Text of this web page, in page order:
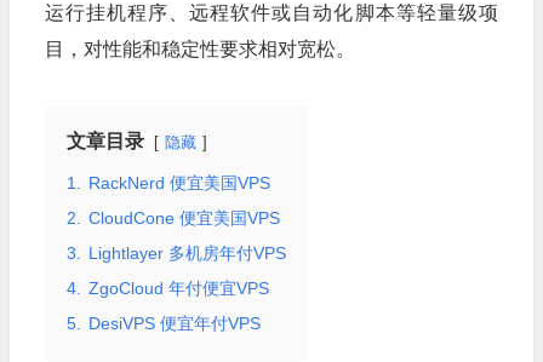
运行挂机程序、远程软件或自动化脚本等轻量级项
目，对性能和稳定性要求相对宽松。
文章目录 隐藏
1.
RackNerd 便宜美国VPS
2.
CloudCone 便宜美国VPS
3.
Lightlayer 多机房年付VPS
4.
ZgoCloud 年付便宜VPS
5.
DesiVPS 便宜年付VPS